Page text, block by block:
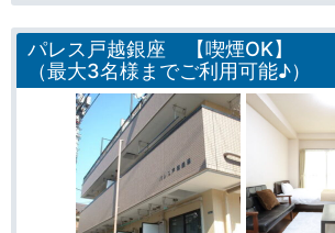
パレス戸越銀座 【喫煙OK】
（最大3名様までご利用可能♪）